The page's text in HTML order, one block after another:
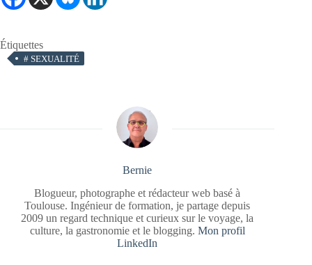
Étiquettes
# SEXUALITÉ
Bernie
Blogueur, photographe et rédacteur web basé à
Toulouse. Ingénieur de formation, je partage depuis
2009 un regard technique et curieux sur le voyage, la
culture, la gastronomie et le blogging. Mon profil
LinkedIn